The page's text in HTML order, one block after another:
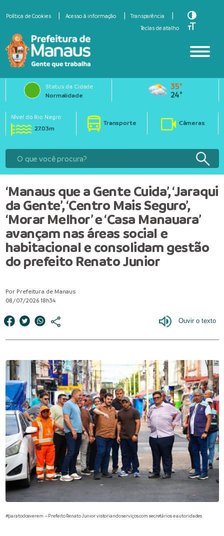
Política de Cookies Acesso à informação
Transparência
Teclas de atalho
Toggle
Toggle
Status da Cidade
Normalidade
35°
24°
Nível do Rio Negro
27.03m
Transporte Câmeras
‘Manaus que a Gente Cuida’, ‘Jaraqui
da Gente’, ‘Centro Mais Seguro’,
‘Morar Melhor’ e ‘Casa Manauara’
avançam nas áreas social e
habitacional e consolidam gestão
do prefeito Renato Junior
Por Prefeitura de Manaus
08/07/2026 18h34
#paratodosverem – Prefeito Renato Junior vistoriando serviços com secretários e autoridades